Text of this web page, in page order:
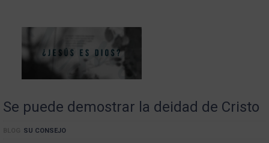
Se puede demostrar la deidad de Cristo
SU CONSEJO